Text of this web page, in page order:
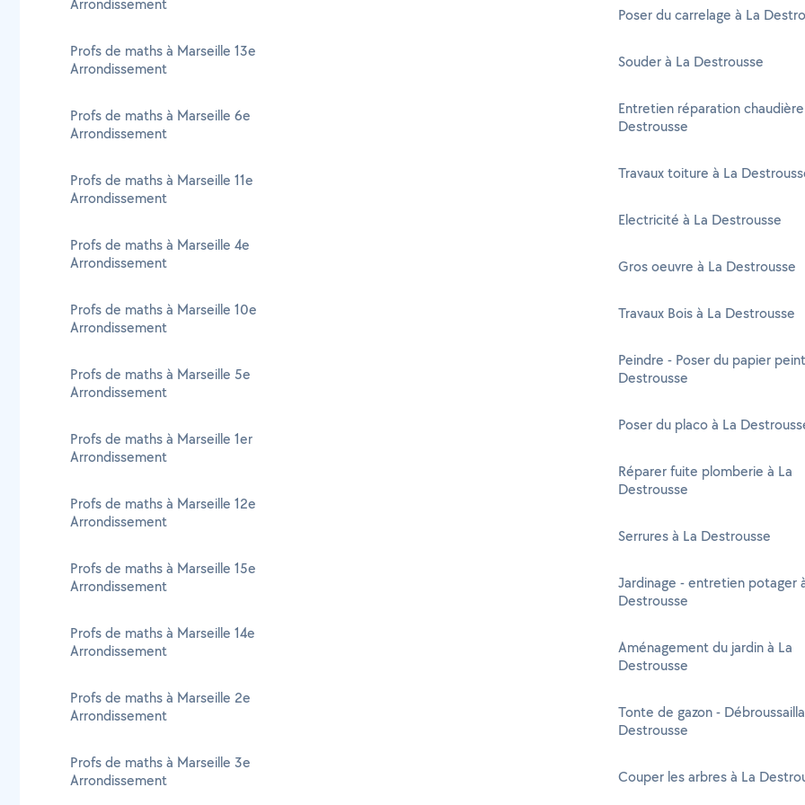
Arrondissement
Profs de maths à Marseille 13e
Arrondissement
Profs de maths à Marseille 6e
Arrondissement
Profs de maths à Marseille 11e
Arrondissement
Profs de maths à Marseille 4e
Arrondissement
Profs de maths à Marseille 10e
Arrondissement
Profs de maths à Marseille 5e
Arrondissement
Profs de maths à Marseille 1er
Arrondissement
Profs de maths à Marseille 12e
Arrondissement
Profs de maths à Marseille 15e
Arrondissement
Profs de maths à Marseille 14e
Arrondissement
Profs de maths à Marseille 2e
Arrondissement
Profs de maths à Marseille 3e
Arrondissement
Poser du carrelage à La
Souder à La Destrousse
Entretien réparation
Destrousse
Travaux toiture à La
Electricité à La Destrousse
Gros oeuvre à La Destrousse
Travaux Bois à La Destrousse
Peindre - Poser du papier
Destrousse
Poser du placo à La
Réparer fuite plomberie à La
Destrousse
Serrures à La Destrousse
Jardinage - entretien potager
Destrousse
Aménagement du jardin à La
Destrousse
Tonte de gazon -
Destrousse
Couper les arbres à La